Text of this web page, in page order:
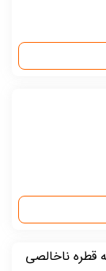
قطره ناخالصی